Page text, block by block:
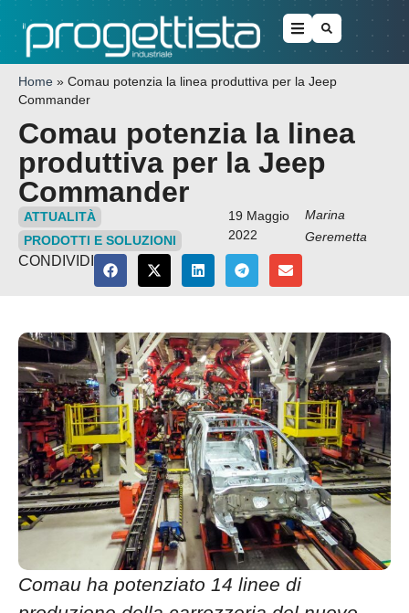
Home » Comau potenzia la linea produttiva per la Jeep
Commander
Comau potenzia la linea
produttiva per la Jeep
Commander
ATTUALITÀ
PRODOTTI E SOLUZIONI
19 Maggio
2022
Marina
Geremetta
CONDIVIDI
Comau ha potenziato 14 linee di